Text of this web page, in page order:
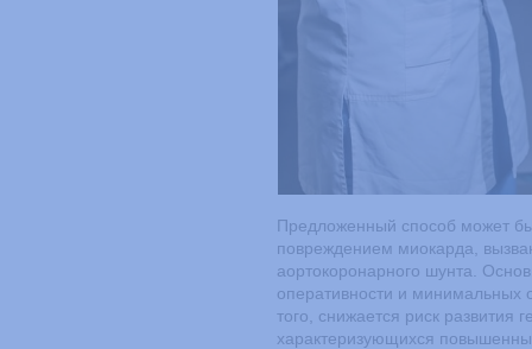
Предложенный способ может
повреждением миокарда,
аортокоронарного шунта.
оперативности и
того, снижается риск развития
характеризующихся